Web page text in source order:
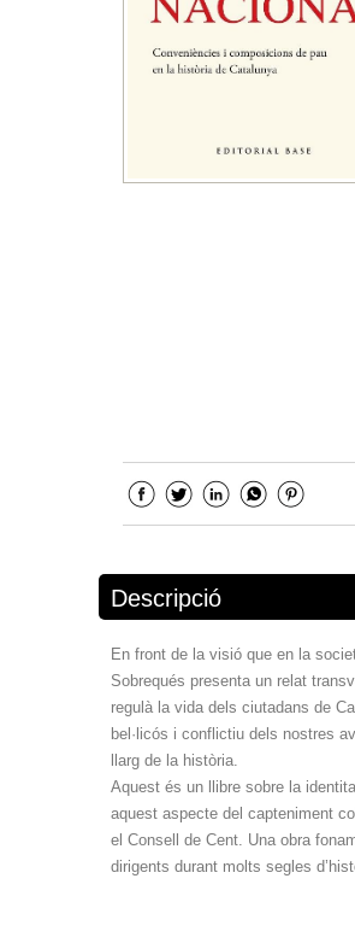
Descripció
En front de la visió que en la
Sobrequés presenta un relat
regulà la vida dels ciutadans de
bel·licós i conflictiu dels nostres
llarg de la història.
Aquest és un llibre sobre la
aquest aspecte del capteniment
el Consell de Cent. Una obra
dirigents durant molts segles